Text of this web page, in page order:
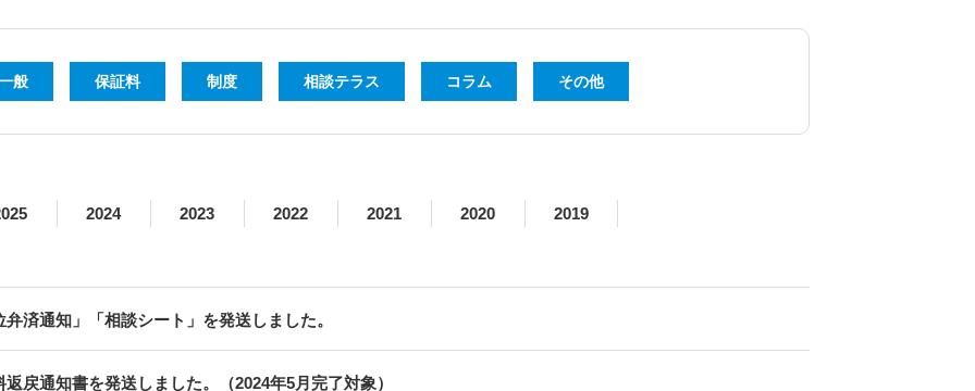
般 保証料 制度 相談テラス コラム その他
2024 2023 2022 2021 2020 2019
弁済通知」「相談シート」を発送しました。
返戻通知書を発送しました。（2024年5月完了対象）